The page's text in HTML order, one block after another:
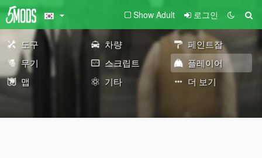
Show Adult 로그인
도구 차량
페인트잡
무기
스크립트
플레이어
맵
기타 더 보기